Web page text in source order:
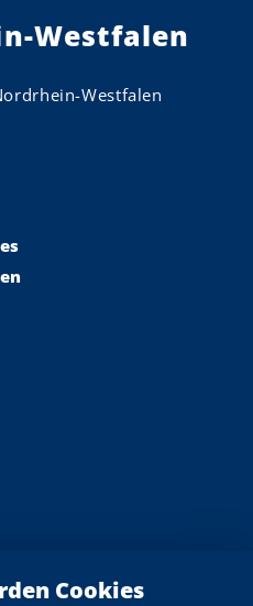
Westfalen
Westfalen